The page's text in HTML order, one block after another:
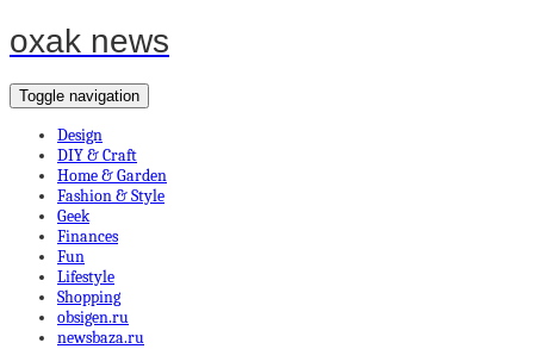
oxak news
Toggle navigation
Design
DIY & Craft
Home & Garden
Fashion & Style
Geek
Finances
Fun
Lifestyle
Shopping
obsigen.ru
newsbaza.ru